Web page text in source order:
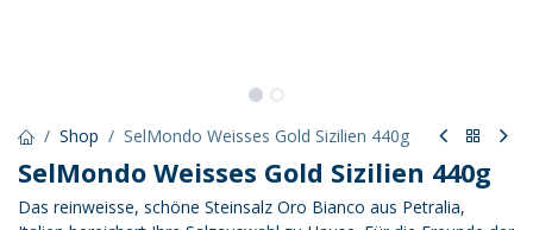
Shop SelMondo Weisses Gold Sizilien 440g
SelMondo Weisses Gold Sizilien 440g
Das reinweisse, schöne Steinsalz Oro Bianco aus Petralia,